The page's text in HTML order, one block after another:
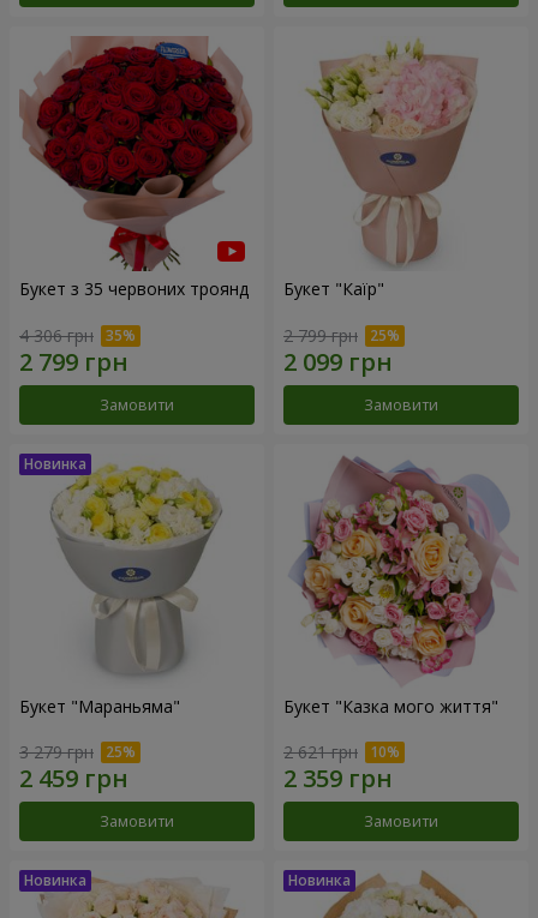
Букет з 35 червоних троянд
4 306 грн
Замовити
Букет "Каїр"
2 799 грн
Замовити
Букет "Мараньяма"
3 279 грн
Замовити
Букет "Казка мого життя"
2 621 грн
Замовити